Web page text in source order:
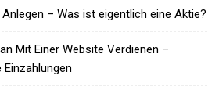
Anlegen – Was ist eigentlich eine Aktie?
Mit Einer Website Verdienen –